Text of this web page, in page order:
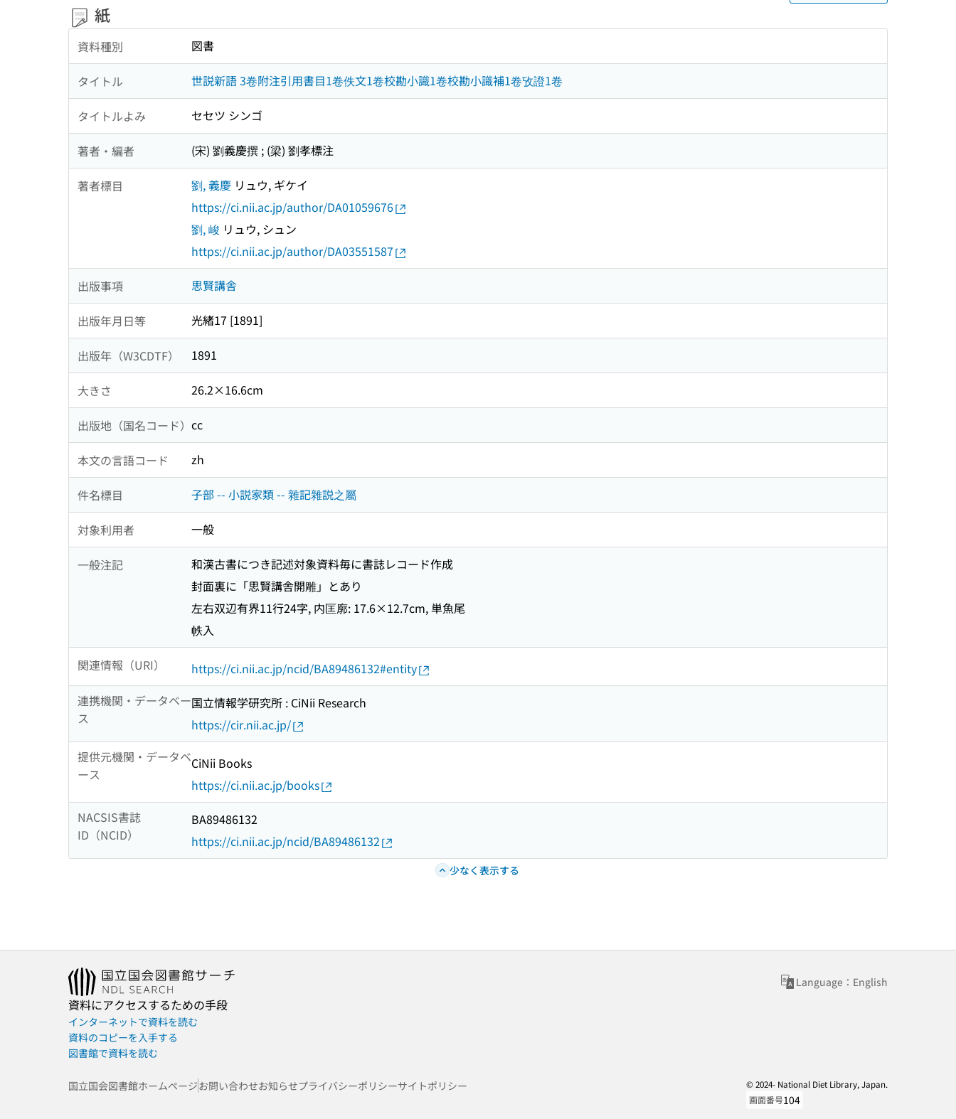
紙
資料種別 図書
タイトル 世説新語 3卷附注引用書目1卷佚文1卷校勘小識1卷校勘小識補1卷攷證1卷
タイトルよみ セセツ シンゴ
著者・編者 (宋) 劉義慶撰 ; (梁) 劉孝標注
著者標目 劉, 義慶 リュウ, ギケイ
https://ci.nii.ac.jp/author/DA01059676
劉, 峻 リュウ, シュン
https://ci.nii.ac.jp/author/DA03551587
出版事項 思賢講舎
出版年月日等 光緒17 [1891]
出版年（W3CDTF） 1891
大きさ 26.2×16.6cm
出版地（国名コード） cc
本文の言語コード zh
件名標目 子部 -- 小説家類 -- 雜記雜説之屬
対象利用者 一般
一般注記
和漢古書につき記述対象資料毎に書誌レコード作成
封面裏に「思賢講舎開雕」とあり
左右双辺有界11行24字, 内匡廓: 17.6×12.7cm, 単魚尾
帙入
関連情報（URI）
https://ci.nii.ac.jp/ncid/BA89486132#entity
連携機関・データベー
ス
国立情報学研究所 : CiNii Research
https://cir.nii.ac.jp/
提供元機関・データベ
ース
CiNii Books
https://ci.nii.ac.jp/books
NACSIS書誌
ID（NCID）
BA89486132
https://ci.nii.ac.jp/ncid/BA89486132
少なく表示する
Language：English
資料にアクセスするための手段
インターネットで資料を読む
資料のコピーを入手する
図書館で資料を読む
国立国会図書館ホームページお問い合わせお知らせプライバシーポリシーサイトポリシー
© 2024- National Diet Library, Japan.
画面番号104